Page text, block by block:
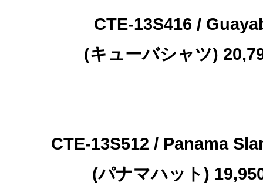
CTE-13S416 /
(キューバシャツ)
CTE-13S512 / Panama
(パナマハット)